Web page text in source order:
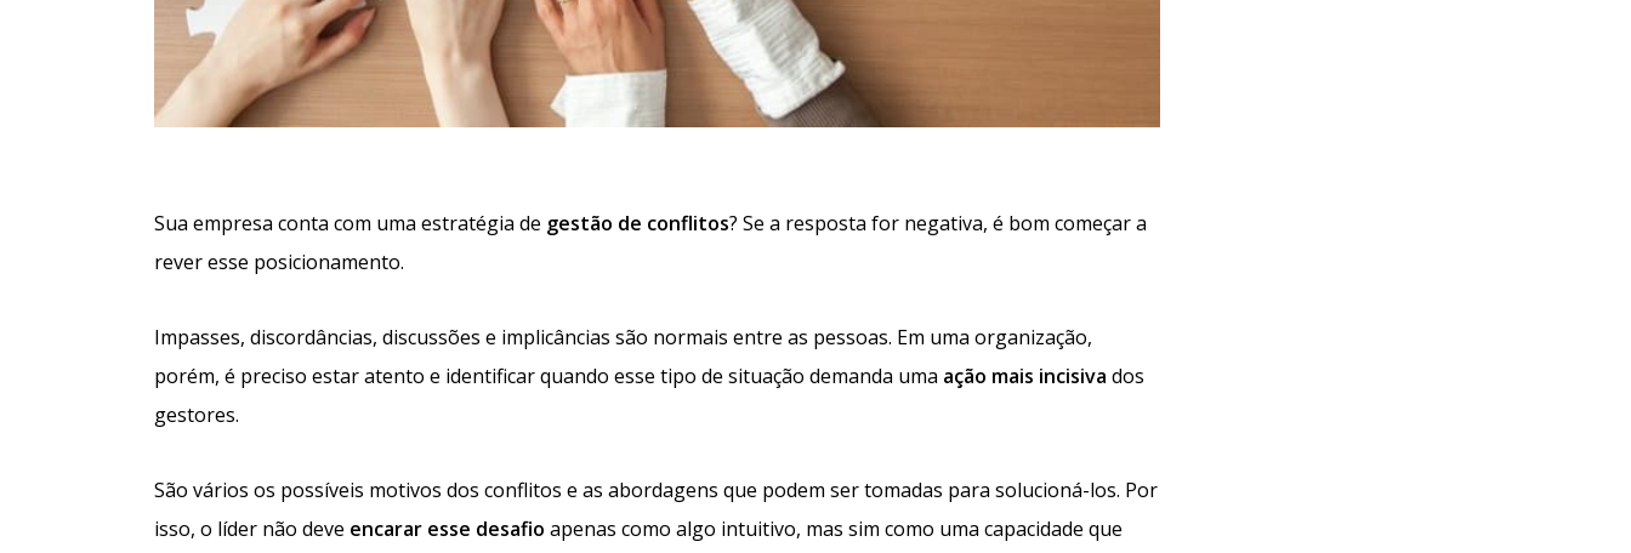
Sua empresa conta com uma estratégia de gestão de conflitos? Se a resposta for negativa, é bom começar a
rever esse posicionamento.
Impasses, discordâncias, discussões e implicâncias são normais entre as pessoas. Em uma organização,
porém, é preciso estar atento e identificar quando esse tipo de situação demanda uma ação mais incisiva dos
gestores.
São vários os possíveis motivos dos conflitos e as abordagens que podem ser tomadas para solucioná-los. Por
isso, o líder não deve encarar esse desafio apenas como algo intuitivo, mas sim como uma capacidade que